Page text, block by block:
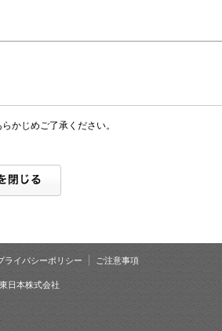
かじめご了承ください。
ライバシーポリシー ご注意事項
日本株式会社